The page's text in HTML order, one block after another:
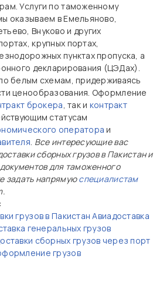
Услуги по таможенному
оказываем в Емельяново,
Внуково и других
крупных портах,
пунктах пропуска, а
декларирования (ЦЭДах).
белым схемам, придерживаясь
ценообразования. Оформление
брокера, так и контракт
статусам
оператора и
. Все интересующие вас
сборных грузов в Пакистан и
для таможенного
задать напрямуюспециалистам
грузов в Пакистан Авиадоставка
генеральных грузов
сборных грузов через порт
грузов